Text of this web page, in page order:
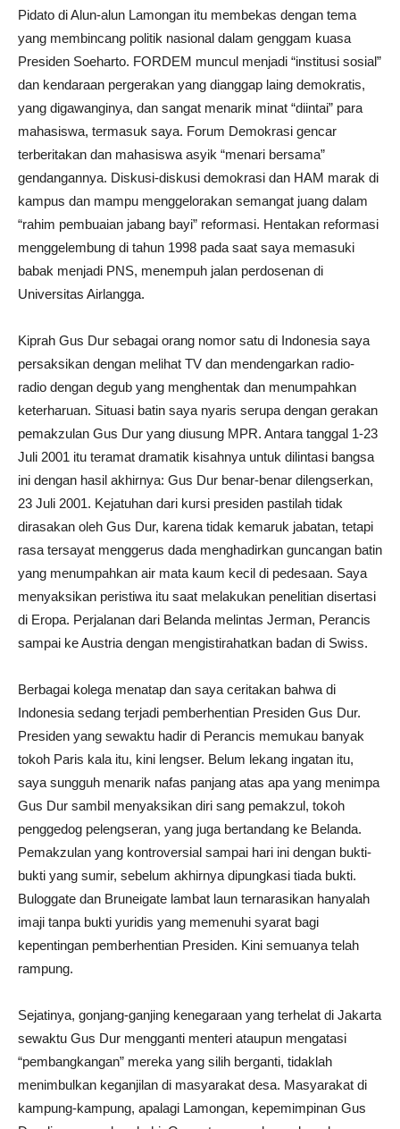
Pidato di Alun-alun Lamongan itu membekas dengan tema
yang membincang politik nasional dalam genggam kuasa
Presiden Soeharto. FORDEM muncul menjadi “institusi sosial”
dan kendaraan pergerakan yang dianggap laing demokratis,
yang digawanginya, dan sangat menarik minat “diintai” para
mahasiswa, termasuk saya. Forum Demokrasi gencar
terberitakan dan mahasiswa asyik “menari bersama”
gendangannya. Diskusi-diskusi demokrasi dan HAM marak di
kampus dan mampu menggelorakan semangat juang dalam
“rahim pembuaian jabang bayi” reformasi. Hentakan reformasi
menggelembung di tahun 1998 pada saat saya memasuki
babak menjadi PNS, menempuh jalan perdosenan di
Universitas Airlangga.
Kiprah Gus Dur sebagai orang nomor satu di Indonesia saya
persaksikan dengan melihat TV dan mendengarkan radio-
radio dengan degub yang menghentak dan menumpahkan
keterharuan. Situasi batin saya nyaris serupa dengan gerakan
pemakzulan Gus Dur yang diusung MPR. Antara tanggal 1-23
Juli 2001 itu teramat dramatik kisahnya untuk dilintasi bangsa
ini dengan hasil akhirnya: Gus Dur benar-benar dilengserkan,
23 Juli 2001. Kejatuhan dari kursi presiden pastilah tidak
dirasakan oleh Gus Dur, karena tidak kemaruk jabatan, tetapi
rasa tersayat menggerus dada menghadirkan guncangan batin
yang menumpahkan air mata kaum kecil di pedesaan. Saya
menyaksikan peristiwa itu saat melakukan penelitian disertasi
di Eropa. Perjalanan dari Belanda melintas Jerman, Perancis
sampai ke Austria dengan mengistirahatkan badan di Swiss.
Berbagai kolega menatap dan saya ceritakan bahwa di
Indonesia sedang terjadi pemberhentian Presiden Gus Dur.
Presiden yang sewaktu hadir di Perancis memukau banyak
tokoh Paris kala itu, kini lengser. Belum lekang ingatan itu,
saya sungguh menarik nafas panjang atas apa yang menimpa
Gus Dur sambil menyaksikan diri sang pemakzul, tokoh
penggedog pelengseran, yang juga bertandang ke Belanda.
Pemakzulan yang kontroversial sampai hari ini dengan bukti-
bukti yang sumir, sebelum akhirnya dipungkasi tiada bukti.
Buloggate dan Bruneigate lambat laun ternarasikan hanyalah
imaji tanpa bukti yuridis yang memenuhi syarat bagi
kepentingan pemberhentian Presiden. Kini semuanya telah
rampung.
Sejatinya, gonjang-ganjing kenegaraan yang terhelat di Jakarta
sewaktu Gus Dur mengganti menteri ataupun mengatasi
“pembangkangan” mereka yang silih berganti, tidaklah
menimbulkan keganjilan di masyarakat desa. Masyarakat di
kampung-kampung, apalagi Lamongan, kepemimpinan Gus